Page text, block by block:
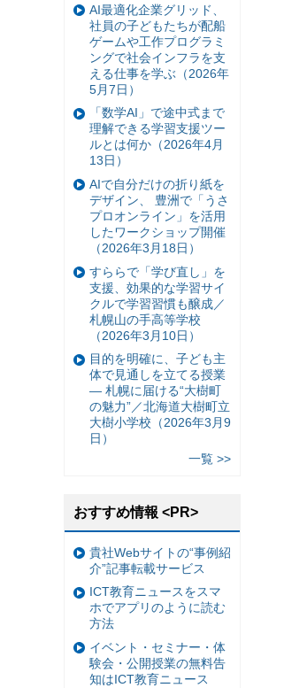
AI最適化企業グリッド、
社員の子どもたちが配船
ゲームや工作プログラミ
ングで社会インフラを支
える仕事を学ぶ（2026年
5月7日）
「数学AI」で途中式まで
理解できる学習支援ツー
ルとは何か（2026年4月
13日）
AIで自分だけの折り紙を
デザイン、 豊洲で「うさ
プロオンライン」を活用
したワークショップ開催
（2026年3月18日）
すららで「学び直し」を
支援、効果的な学習サイ
クルで学習習慣も醸成／
札幌山の手高等学校
（2026年3月10日）
目的を明確に、子ども主
体で見通しを立てる授業
— 札幌に届ける“大樹町
の魅力”／北海道大樹町立
大樹小学校（2026年3月9
日）
一覧 >>
おすすめ情報 <PR>
貴社Webサイトの“事例紹
介”記事転載サービス
ICT教育ニュースをスマ
ホでアプリのように読む
方法
イベント・セミナー・体
験会・公開授業の無料告
知はICT教育ニュース